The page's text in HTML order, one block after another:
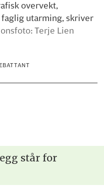
overvekt,
utarming, skriver
Terje Lien
står for